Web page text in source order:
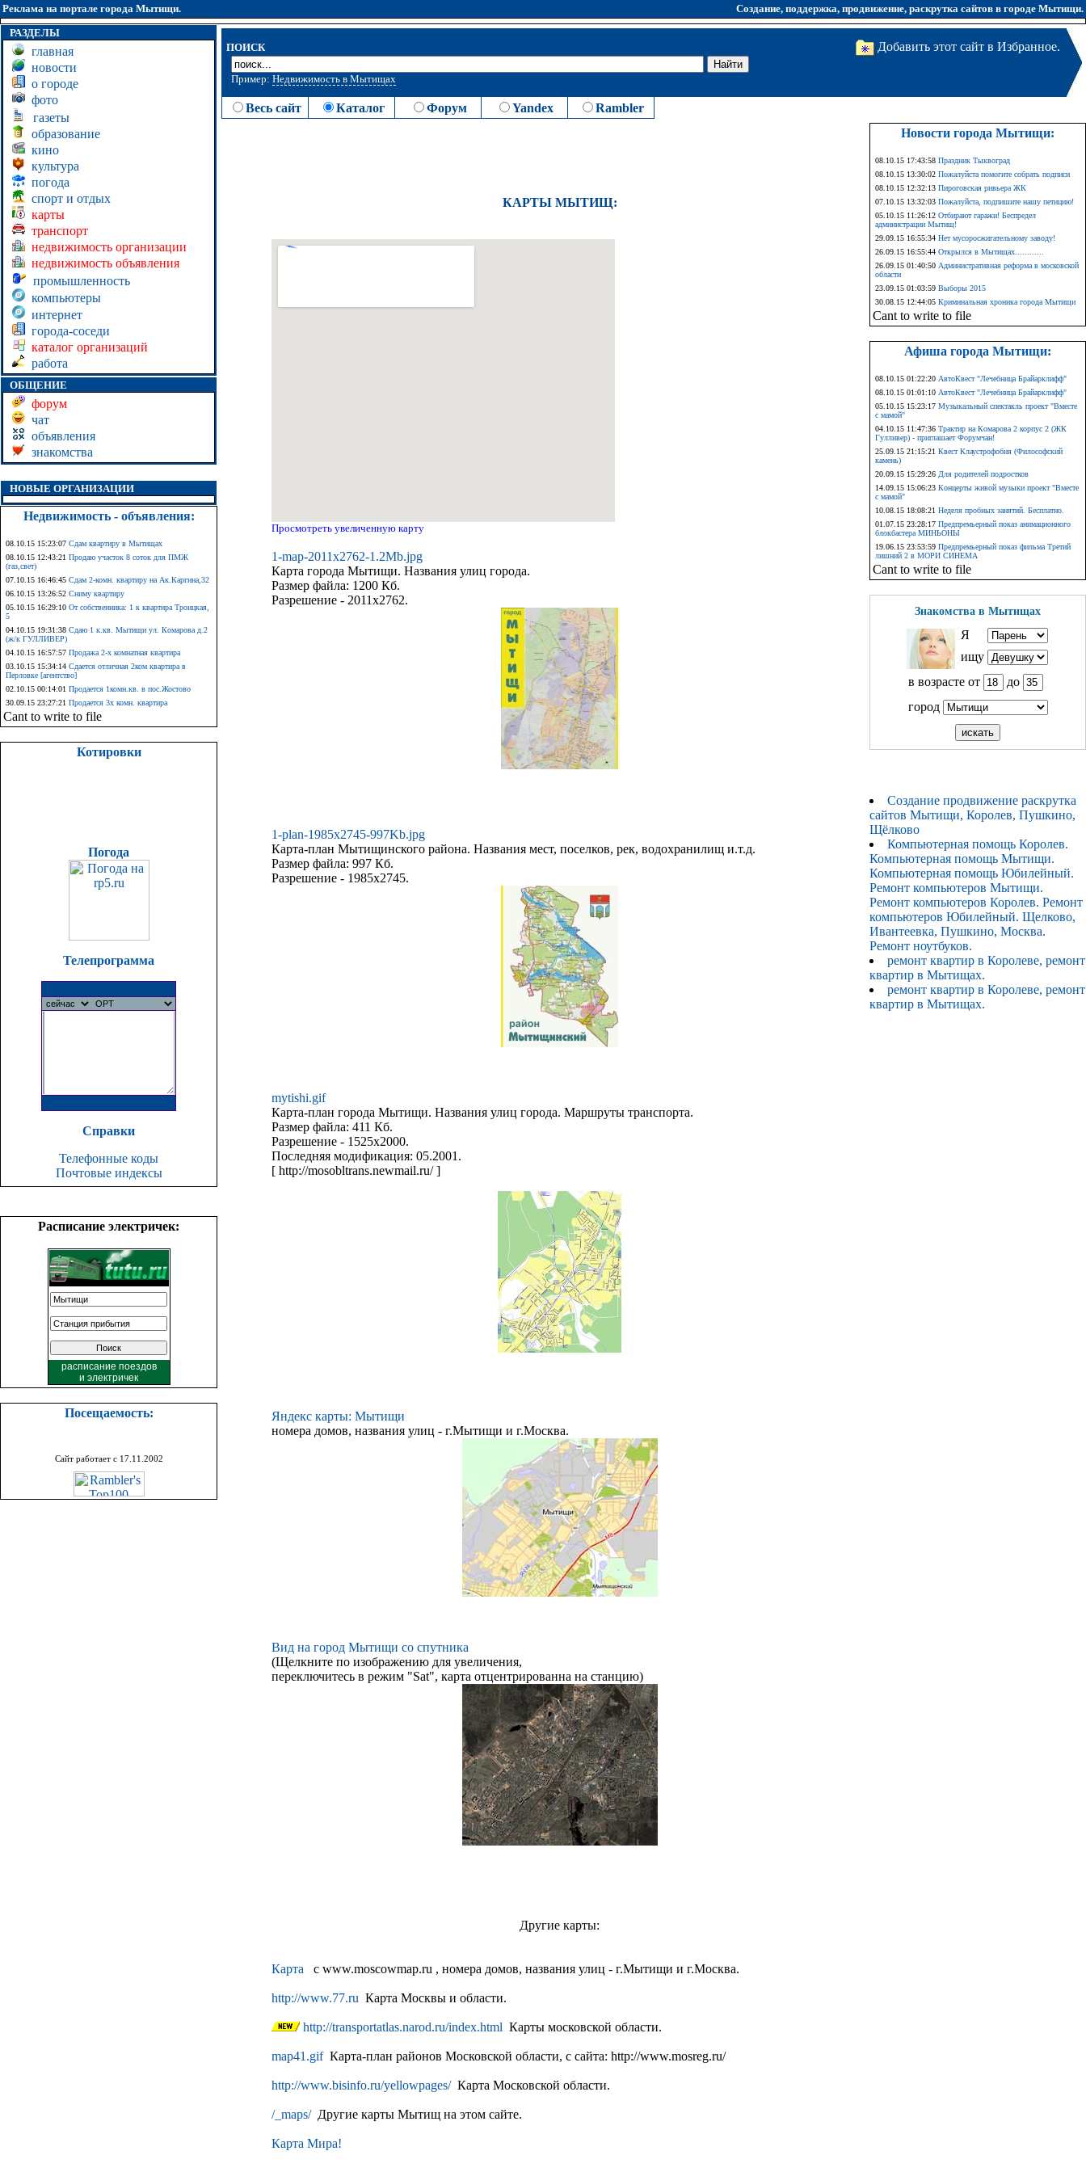
Реклама на портале города Мытищи.
Создание, поддержка, продвижение, раскрутка сайтов в городе Мытищи.
РАЗДЕЛЫ
главная
новости
о городе
фото
газеты
образование
кино
культура
погода
спорт и отдых
карты
транспорт
недвижимость организации
недвижимость объявления
промышленность
компьютеры
интернет
города-соседи
каталог организаций
работа
ОБЩЕНИЕ
форум
чат
объявления
знакомства
НОВЫЕ ОРГАНИЗАЦИИ
Недвижимость - объявления:
08.10.15 15:23:07 Сдам квартиру в Мытищах
08.10.15 12:43:21 Продаю участок 8 соток для ПМЖ
(газ,свет)
07.10.15 16:46:45 Сдам 2-комн. квартиру на Ак.Каргина,32
06.10.15 13:26:52 Сниму квартиру
05.10.15 16:29:10 От собственника: 1 к квартира Троицкая,
5
04.10.15 19:31:38 Сдаю 1 к.кв. Мытищи ул. Комарова д.2
(ж/к ГУЛЛИВЕР)
04.10.15 16:57:57 Продажа 2-х комнатная квартира
03.10.15 15:34:14 Сдается отличная 2ком квартира в
Перловке [агентство]
02.10.15 00:14:01 Продается 1комн.кв. в пос.Жостово
30.09.15 23:27:21 Продается 3х комн. квартира
Cant to write to file
Котировки
Погода
Телепрограмма
Справки
Телефонные коды
Почтовые индексы
Расписание электричек:
расписание поездов
и электричек
Посещаемость:
Сайт работает с 17.11.2002
ПОИСК Добавить этот сайт в Избранное.
Пример: Недвижимость в Мытищах
Весь сайт Каталог Форум Yandex Rambler
КАРТЫ МЫТИЩ:
Просмотреть увеличенную карту
1-map-2011x2762-1.2Mb.jpg
Карта города Мытищи. Названия улиц города.
Размер файла: 1200 Кб.
Разрешение - 2011x2762.
1-plan-1985x2745-997Kb.jpg
Карта-план Мытищинского района. Названия мест, поселков, рек, водохранилищ и.т.д.
Размер файла: 997 Кб.
Разрешение - 1985x2745.
mytishi.gif
Карта-план города Мытищи. Названия улиц города. Маршруты транспорта.
Размер файла: 411 Кб.
Разрешение - 1525x2000.
Последняя модификация: 05.2001.
[ http://mosobltrans.newmail.ru/ ]
Яндекс карты: Мытищи
номера домов, названия улиц - г.Мытищи и г.Москва.
Вид на город Мытищи со спутника
(Щелкните по изображению для увеличения,
переключитесь в режим "Sat", карта отцентрированна на станцию)
Другие карты:
Карта c www.moscowmap.ru , номера домов, названия улиц - г.Мытищи и г.Москва.
http://www.77.ru Карта Москвы и области.
http://transportatlas.narod.ru/index.html Карты московской области.
map41.gifКарта-план районов Московской области, с сайта: http://www.mosreg.ru/
http://www.bisinfo.ru/yellowpages/Карта Московской области.
/_maps/Другие карты Мытищ на этом сайте.
Карта Мира!
Новости города Мытищи:
08.10.15 17:43:58 Праздник Тыквоград
08.10.15 13:30:02 Пожалуйста помогите собрать подписи
08.10.15 12:32:13 Пироговская ривьера ЖК
07.10.15 13:32:03 Пожалуйста, подпишите нашу петицию!
05.10.15 11:26:12 Отбирают гаражи! Беспредел
администрации Мытищ!
29.09.15 16:55:34 Нет мусоросжигательному заводу!
26.09.15 16:55:44 Открылся в Мытищах............
26.09.15 01:40:50 Административная реформа в московской
области
23.09.15 01:03:59 Выборы 2015
30.08.15 12:44:05 Криминальная хроника города Мытищи
Cant to write to file
Афиша города Мытищи:
08.10.15 01:22:20 АвтоКвест "Лечебница Брайарклифф"
08.10.15 01:01:10 АвтоКвест "Лечебница Брайарклифф"
05.10.15 15:23:17 Музыкальный спектакль проект "Вместе
с мамой"
04.10.15 11:47:36 Трактир на Комарова 2 корпус 2 (ЖК
Гулливер) - приглашает Форумчан!
25.09.15 21:15:21 Квест Клаустрофобия (Философский
камень)
20.09.15 15:29:26 Для родителей подростков
14.09.15 15:06:23 Концерты живой музыки проект "Вместе
с мамой"
10.08.15 18:08:21 Неделя пробных занятий. Бесплатно.
01.07.15 23:28:17 Предпремьерный показ анимационного
блокбастера МИНЬОНЫ
19.06.15 23:53:59 Предпремьерный показ фильма Третий
лишний 2 в МОРИ СИНЕМА
Cant to write to file
Знакомства в Мытищах
Я
ищу
в возрасте от
до
город
Создание продвижение раскрутка
сайтов Мытищи, Королев, Пушкино,
Щёлково
Компьютерная помощь Королев.
Компьютерная помощь Мытищи.
Компьютерная помощь Юбилейный.
Ремонт компьютеров Мытищи.
Ремонт компьютеров Королев. Ремонт
компьютеров Юбилейный. Щелково,
Ивантеевка, Пушкино, Москва.
Ремонт ноутбуков.
ремонт квартир в Королеве, ремонт
квартир в Мытищах.
ремонт квартир в Королеве, ремонт
квартир в Мытищах.